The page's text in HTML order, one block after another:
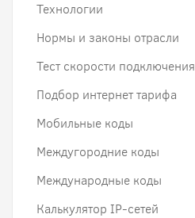
Технологии
Нормы и законы отрасли
Тест скорости подключения
Подбор интернет тарифа
Мобильные коды
Междугородние коды
Международные коды
Калькулятор IP-сетей